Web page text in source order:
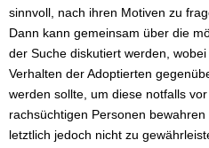
sinnvoll, nach ihren Motiven zu
Dann kann gemeinsam über die
der Suche diskutiert werden,
Verhalten der Adoptierten
werden sollte, um diese notfalls
rachsüchtigen Personen
letztlich jedoch nicht zu